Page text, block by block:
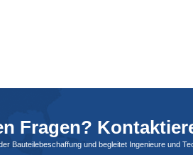
Fragen?
Bauteilebeschaffung und begleitet Ingenieure und